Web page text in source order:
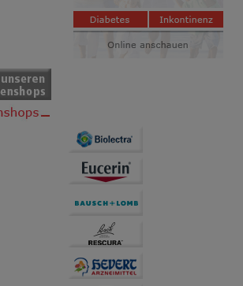
unser Partnerprogramm zu
die Art und Weise der Nutzung
sammeln, mit deren Hilfe wir unsere
für Sie optimieren können, den Inhalt
aber auch die Werbung auf
relevant für Sie zu gestalten.
Sie, dass Daten hierfür teilweise an
oder soziale Medien